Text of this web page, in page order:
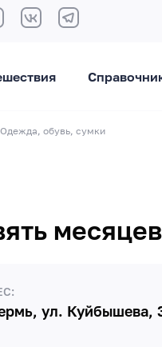
Одежда, обувь, сумки
ул. Куйбышева,